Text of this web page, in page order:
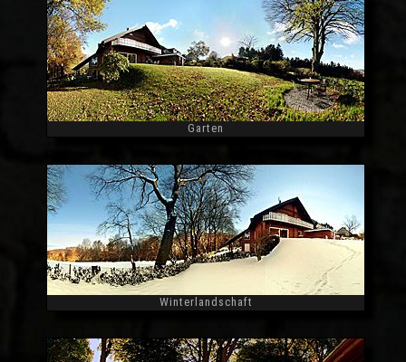
Garten
Winterlandschaft